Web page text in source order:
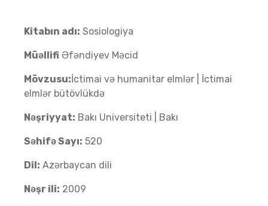
Kitabın adı: Sosiologiya
Müəllifi Əfəndiyev Məcid
Mövzusu:İctimai və humanitar elmlər | İctimai
elmlər bütövlükdə
Nəşriyyat: Bakı Universiteti | Bakı
Səhifə Sayı: 520
Dil: Azərbaycan dili
Nəşr ili: 2009